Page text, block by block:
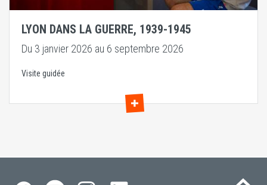
LYON DANS LA GUERRE, 1939-1945
Du 3 janvier 2026 au 6 septembre 2026
Visite guidée